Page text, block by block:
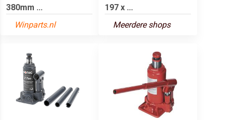
380mm ...
Winparts.nl
197 x ...
Meerdere shops